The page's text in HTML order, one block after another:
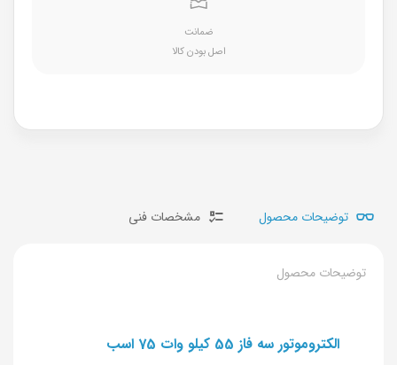
ضمانت
اصل بودن کالا
توضیحات محصول مشخصات فنی
توضیحات محصول
الکتروموتور سه فاز 55 کیلو وات 75 اسب